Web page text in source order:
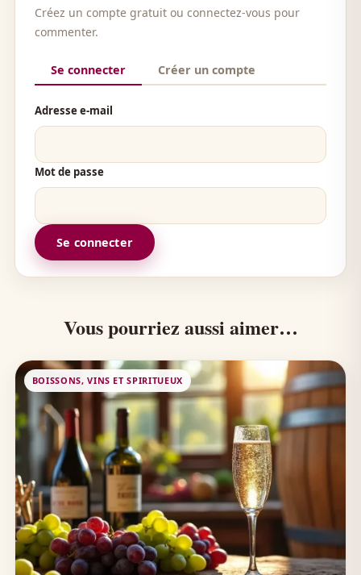
Créez un compte gratuit ou connectez-vous pour
commenter.
Se connecter Créer un compte
Adresse e-mail
Mot de passe
Se connecter
Vous pourriez aussi aimer…
BOISSONS, VINS ET SPIRITUEUX